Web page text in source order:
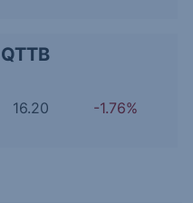
QTTB
16.20 -1.76%